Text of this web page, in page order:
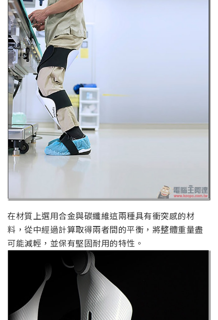
在材質上選用合金與碳纖維這兩種具有衝突感的材
料，從中經過計算取得兩者間的平衡，將整體重量盡
可能減輕，並保有堅固耐用的特性。